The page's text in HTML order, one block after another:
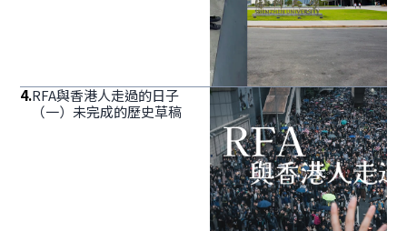
4.RFA與香港人走過的日子
（一）未完成的歷史草稿